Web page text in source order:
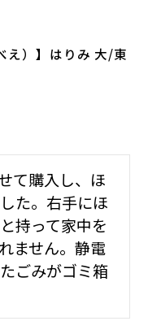
え）】はりみ 大/東
て購入し、ほ
た。右手にほ
持って家中を
ません。静電
ごみがゴミ箱